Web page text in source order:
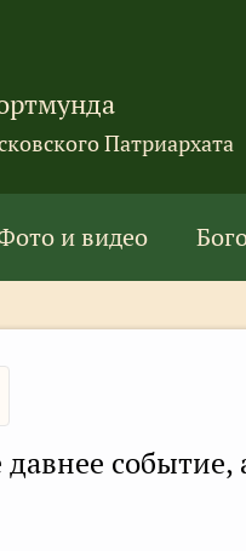
Патриархата
и видео
событие,